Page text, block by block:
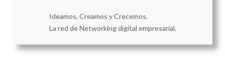
Ideamos, Creamos y Crecemos.
La red de Networking digital empresarial.